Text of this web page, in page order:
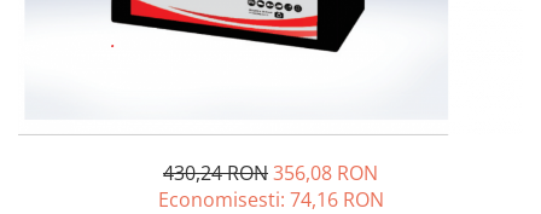
Sisteme de management (BMS)
stationare
430,24 RON356,08 RON
Economisesti: 74,16 RON